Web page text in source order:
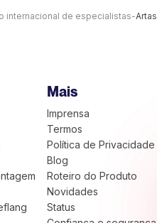
internacional de especialistas-
Mais
Imprensa
Termos
Política de Privacidade
Blog
Roteiro do Produto
Novidades
Status